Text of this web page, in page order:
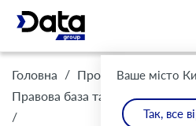
Ваше місто
Так, все
Головна / Про Компанію /
Правова база та комплаєнс /
/